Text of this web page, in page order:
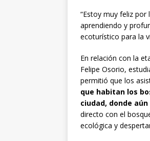
“Estoy muy feliz
aprendiendo y
ecoturístico para la
En relación con la
Felipe Osorio,
permitió que los
que habitan los
ciudad, donde
directo con el
ecológica y